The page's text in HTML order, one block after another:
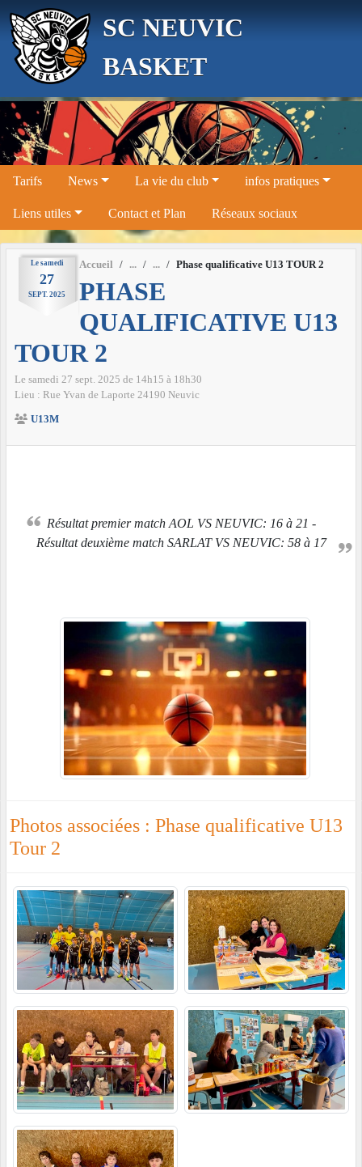
SC NEUVIC
BASKET
Tarifs News La vie du club infos pratiques
Liens utiles Contact et Plan Réseaux sociaux
Le samedi
27
SEPT. 2025
Accueil Phase qualificative U13 TOUR 2
PHASE
QUALIFICATIVE U13
TOUR 2
Le samedi 27 sept. 2025 de 14h15 à 18h30
Lieu : Rue Yvan de Laporte 24190 Neuvic
U13M
Résultat premier match AOL VS NEUVIC: 16 à 21 -
Résultat deuxième match SARLAT VS NEUVIC: 58 à 17
Photos associées : Phase qualificative U13
Tour 2
Panneau de gestion des cookies